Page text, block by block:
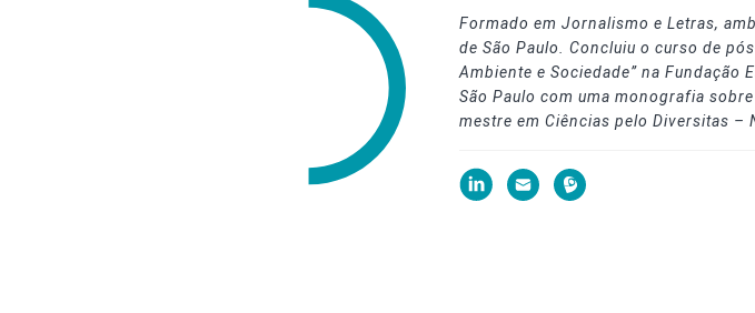
Formado em Jornalismo e Letras,
de São Paulo. Concluiu o curso de
Ambiente e Sociedade” na Fundação
São Paulo com uma monografia
mestre em Ciências pelo Diversitas –